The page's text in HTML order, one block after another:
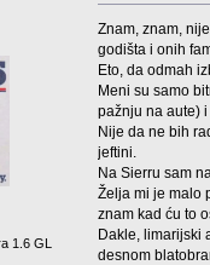
1.6 GL
Znam, znam,
godišta i onih
Eto, da odmah
Meni su samo
pažnju na aute)
Nije da ne bih
jeftini.
Na Sierru sam
Želja mi je malo
znam kad ću to
Dakle, limarijski
desnom